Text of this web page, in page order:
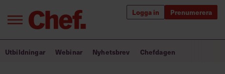
Logga in Prenumerera
Bra ledare förändrar världen
Utbildningar Webinar Nyhetsbrev Chefdagen